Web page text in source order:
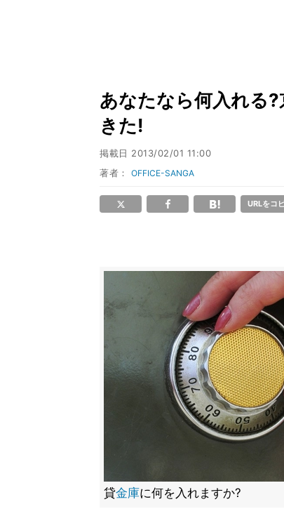
あなたなら何入れる
きた!
掲載日 2013/02/01 11:00
著者：OFFICE-SANGA
URLをコ
貸金庫に何を入れますか?